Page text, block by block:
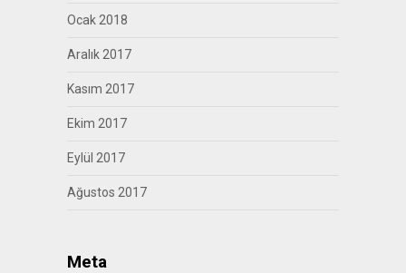
Ocak 2018
Aralık 2017
Kasım 2017
Ekim 2017
Eylül 2017
Ağustos 2017
Meta